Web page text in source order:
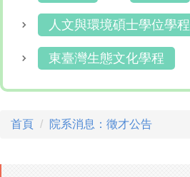
人文與環境碩士學位學程
東臺灣生態文化學程
首頁 院系消息：徵才公告